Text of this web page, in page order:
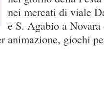
nei mercati di viale
e S. Agabio a
animazione, giochi